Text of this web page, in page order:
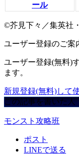
ール
©芥見下々／集英社
ユーザー登録のご案
ユーザー登録(無料)
ます。
新規登録(無料)して
この記事を書いた人
モンスト攻略班
ポスト
LINEで送る